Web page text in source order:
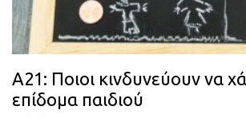
Α21: Ποιοι κινδυνεύουν να
επίδομα παιδιού